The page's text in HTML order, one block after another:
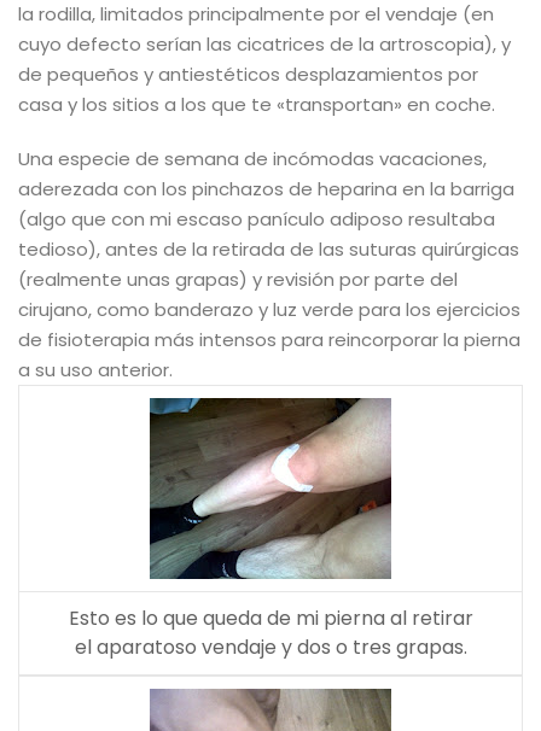
la rodilla, limitados principalmente por el vendaje (en
cuyo defecto serían las cicatrices de la artroscopia), y
de pequeños y antiestéticos desplazamientos por
casa y los sitios a los que te «transportan» en coche.
Una especie de semana de incómodas vacaciones,
aderezada con los pinchazos de heparina en la barriga
(algo que con mi escaso panículo adiposo resultaba
tedioso), antes de la retirada de las suturas quirúrgicas
(realmente unas grapas) y revisión por parte del
cirujano, como banderazo y luz verde para los ejercicios
de fisioterapia más intensos para reincorporar la pierna
a su uso anterior.
Esto es lo que queda de mi pierna al retirar
el aparatoso vendaje y dos o tres grapas.